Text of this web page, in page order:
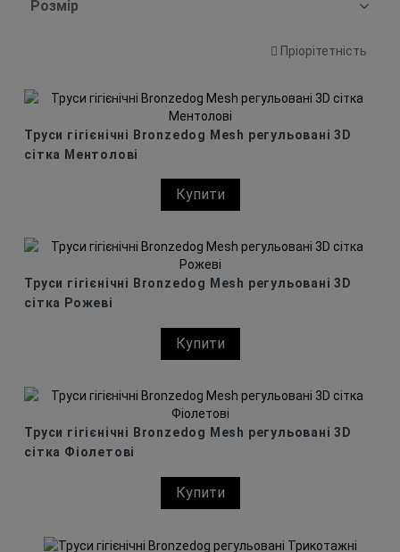
Розмір
Пріорітетність
Труси гігієнічні Bronzedog Mesh регульовані 3D
сітка Ментолові
Купити
Труси гігієнічні Bronzedog Mesh регульовані 3D
сітка Рожеві
Купити
Труси гігієнічні Bronzedog Mesh регульовані 3D
сітка Фіолетові
Купити